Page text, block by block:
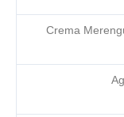
Crema